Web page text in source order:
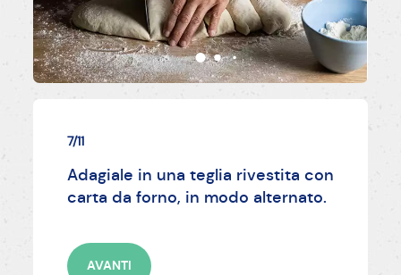
7/11
Adagiale in una teglia rivestita con
carta da forno, in modo alternato.
AVANTI